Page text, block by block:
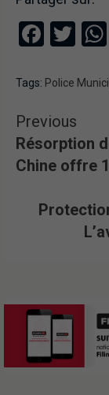
Tags: Police
Previous
Résorption
Chine offre